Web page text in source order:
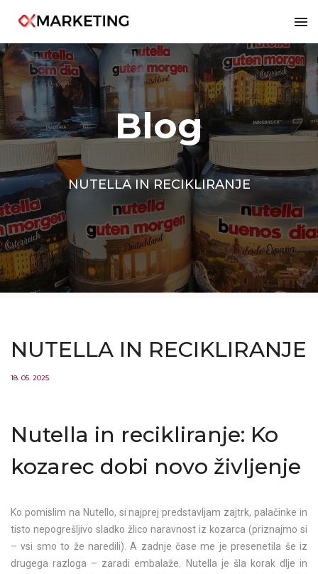
Blog
NUTELLA IN RECIKLIRANJE
NUTELLA IN RECIKLIRANJE
18. 05. 2025
Nutella in recikliranje: Ko
kozarec dobi novo življenje
Ko pomislim na Nutello, si najprej predstavljam zajtrk, palačinke in
tisto nepogrešljivo sladko žlico naravnost iz kozarca (priznajmo si
– vsi smo to že naredili). A zadnje čase me je presenetila še iz
drugega razloga – zaradi embalaže. Nutella je šla korak dlje in